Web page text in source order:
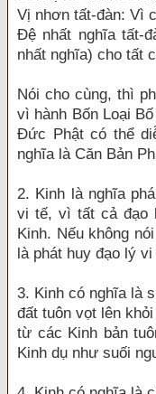
Vị nhơn tất-đàn: Vì
Đệ nhất nghĩa tất-
nhất nghĩa) cho tất
Nói cho cùng, thì
vì hành Bốn Loại
Đức Phật có thể
nghĩa là Căn Bản
2. Kinh là nghĩa
vi tế, vì tất cả đạo
Kinh. Nếu không
là phát huy đạo lý vi
3. Kinh có nghĩa là
đất tuôn vọt lên
từ các Kinh bản
Kinh dụ như suối